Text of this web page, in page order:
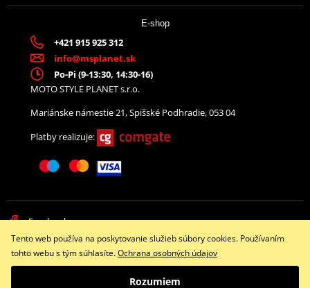
E-shop
+421 915 925 312
info@msplanet.sk
Po-Pi (9-13:30, 14:30-16)
MOTO STYLE PLANET s.r.o.
Mariánske námestie 21, Spišské Podhradie, 053 04
Platby realizuje:
Facebook
Copyright © 2026 www.namotorku.sk
Prepnúť na klasickú verziu
Tento web používa na poskytovanie služieb súbory cookies. Používaním
tohto webu s tým súhlasíte.Ochrana osobných údajov
Rozumiem